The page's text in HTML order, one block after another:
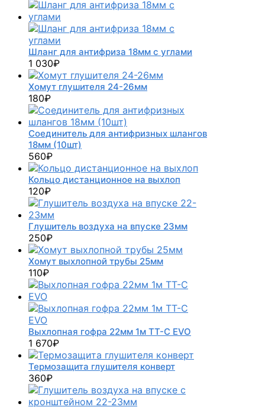
Шланг для антифриза 18мм с углами
1 030₽
Хомут глушителя 24-26мм
180₽
Соединитель для антифризных шлангов
18мм (10шт)
560₽
Кольцо дистанционное на выхлоп
120₽
Глушитель воздуха на впуске 23мм
250₽
Хомут выхлопной трубы 25мм
110₽
Выхлопная гофра 22мм 1м TT-C EVO
1 670₽
Термозащита глушителя конверт
360₽